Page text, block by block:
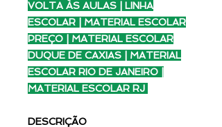
VOLTA ÀS AULAS | LINHA
ESCOLAR | MATERIAL ESCOLAR
PREÇO | MATERIAL ESCOLAR
DUQUE DE CAXIAS | MATERIAL
ESCOLAR RIO DE JANEIRO |
MATERIAL ESCOLAR RJ
DESCRIÇÃO